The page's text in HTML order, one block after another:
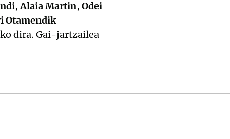
,Alaia Martin, Odei
Otamendik
dira. Gai-jartzailea